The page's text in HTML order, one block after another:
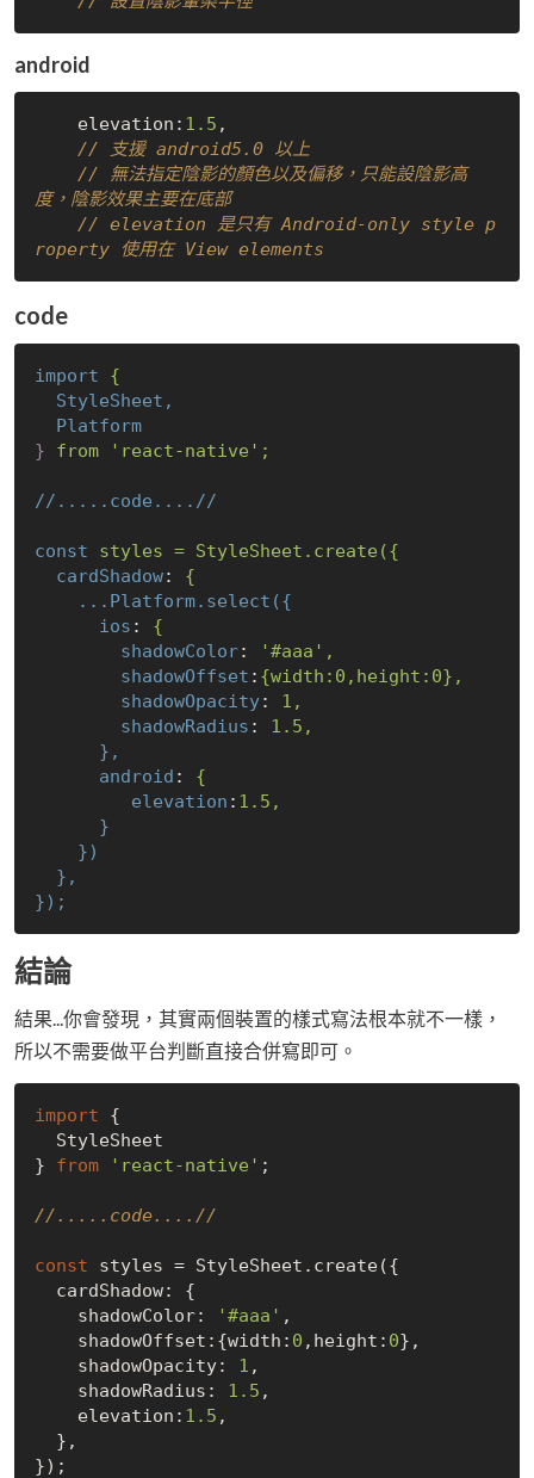
android
    elevation:
1.5 ,
// 支援 android5.0 以上
// 無法指定陰影的顏色以及偏移，只能設陰影高
度，陰影效果主要在底部
// elevation 是只有 Android-only style p
roperty 使用在 View elements
code
import
{
StyleSheet,
Platform
}
from 'react-native';
//.....code....//
const
styles = StyleSheet.create({
cardShadow: {
...Platform.select({
ios : {
shadowColor:
'#aaa',
shadowOffset : {width:0,height:0},
shadowOpacity: 1,
shadowRadius : 1.5,
},
android : {
elevation : 1.5,
}
})
},
});
結論
結果...你會發現，其實兩個裝置的樣式寫法根本就不一樣，
所以不需要做平台判斷直接合併寫即可。
import {
} from 'react-native' ;
//.....code....//
const styles = StyleSheet.create({
    shadowColor:
'#aaa' ,
    shadowOffset:{width:
0 ,height: 0},
    shadowOpacity:
1 ,
    shadowRadius:
1.5 ,
    elevation:
1.5 ,